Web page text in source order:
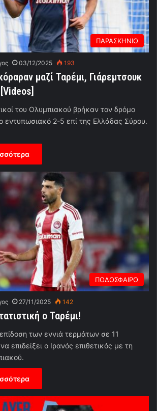
ΠΑΡΑΣΚΗΝΙΟ
03/12/2025 193
μαζί Ταρέμι, Γιάρεμτσουκ
του Ολυμπιακού βρήκαν τον δρόμο
εντυπωσιακό 2-5 επί της Ελλάδας Σύρου.
ΠΟΔΟΣΦΑΙΡΟ
27/11/2025 142
ο Ταρέμι!
των εννιά τερμάτων σε 11
επιδείξει ο Ιρανός επιθετικός με τη